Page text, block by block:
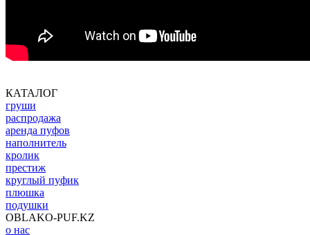
КАТАЛОГ
груши
распродажа
аренда пуфов
наполнитель
кролик
престиж
круглый пуфик
плюшка
подушки
OBLAKO-PUF.KZ
о нас